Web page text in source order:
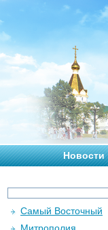
Новости
Самый Восточный